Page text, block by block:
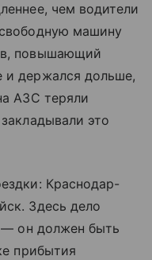
чем водители
машину
повышающий
и держался дольше,
АЗС теряли
это
Краснодар-
Здесь дело
— он должен быть
прибытия